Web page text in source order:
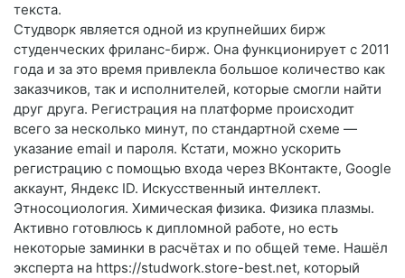
текста.
Студворк является одной из крупнейших бирж
студенческих фриланс-бирж. Она функционирует с 2011
года и за это время привлекла большое количество как
заказчиков, так и исполнителей, которые смогли найти
друг друга. Регистрация на платформе происходит
всего за несколько минут, по стандартной схеме —
указание email и пароля. Кстати, можно ускорить
регистрацию с помощью входа через ВКонтакте, Google
аккаунт, Яндекс ID. Искусственный интеллект.
Этносоциология. Химическая физика. Физика плазмы.
Активно готовлюсь к дипломной работе, но есть
некоторые заминки в расчётах и по общей теме. Нашёл
эксперта на https://studwork.store-best.net, который